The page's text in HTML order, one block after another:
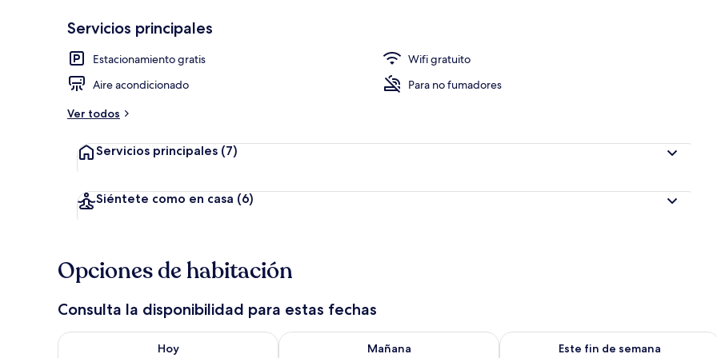
Ropa de cama de alta calidad, edredón y camas con efecto memoria
Servicios principales
Estacionamiento gratis
Wifi gratuito
Aire acondicionado
Para no fumadores
Ver todos
Servicios principales (7)
Siéntete como en casa (6)
Opciones de habitación
Consulta la disponibilidad para estas fechas
Hoy
Consulta la disponibilidad para hoy ago 8 - ago 9
Mañana
Consulta la disponibilidad para mañana ago 9 - ago 10
Este fin de semana
Consulta la disponibilidad para este